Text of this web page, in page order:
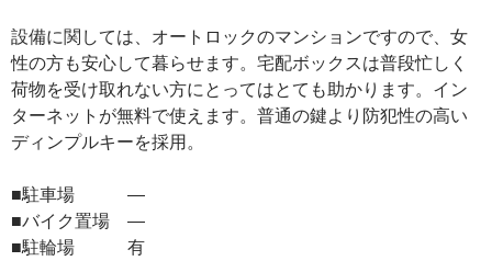
設備に関しては、オートロックのマンションですので、女
性の方も安心して暮らせます。宅配ボックスは普段忙しく
荷物を受け取れない方にとってはとても助かります。イン
ターネットが無料で使えます。普通の鍵より防犯性の高い
ディンプルキーを採用。
■駐車場 ―
■バイク置場 ―
■駐輪場 有